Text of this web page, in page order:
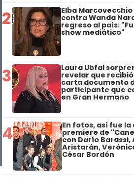
2 Elba
contra Wanda
regreso al país:
show mediático"
3 Laura Ubfal
revelar que
carta documento
participante que
en Gran Hermano
4 En fotos, así fue la
premiere de
con Darío Barassi,
Aristarán,
César Bordón